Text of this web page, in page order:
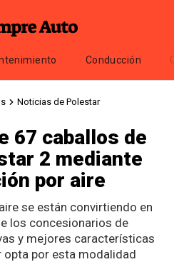
Conducción
Noticias de Polestar
67 caballos de
2 mediante
por aire
se están convirtiendo en
los concesionarios de
y mejores características
opta por esta modalidad